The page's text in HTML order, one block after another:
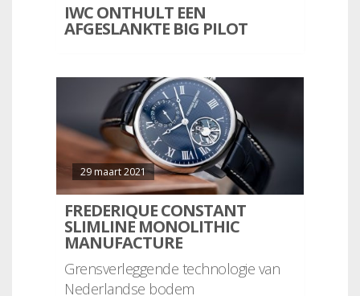
IWC ONTHULT EEN
AFGESLANKTE BIG PILOT
29 maart 2021
FREDERIQUE CONSTANT
SLIMLINE MONOLITHIC
MANUFACTURE
Grensverleggende technologie van
Nederlandse bodem